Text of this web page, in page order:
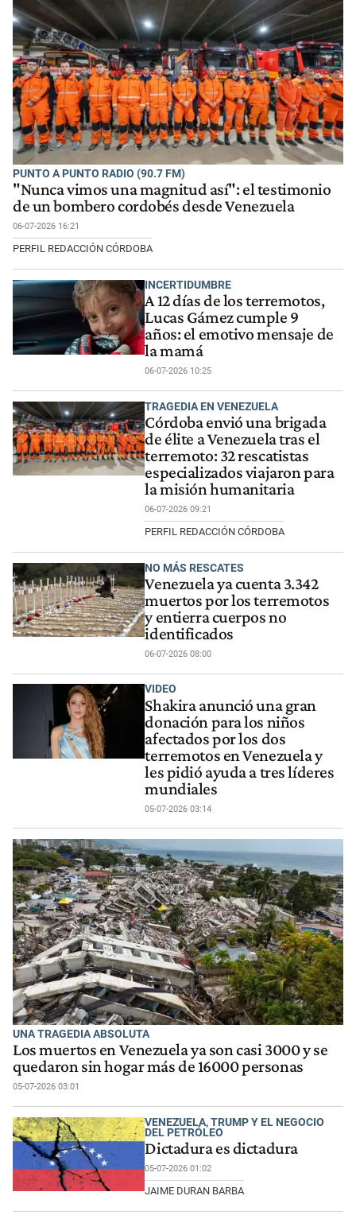
PUNTO A PUNTO RADIO (90.7 FM)
"Nunca vimos una magnitud así": el testimonio
de un bombero cordobés desde Venezuela
06-07-2026 16:21
PERFIL REDACCIÓN CÓRDOBA
INCERTIDUMBRE
A 12 días de los terremotos,
Lucas Gámez cumple 9
años: el emotivo mensaje de
la mamá
06-07-2026 10:25
TRAGEDIA EN VENEZUELA
Córdoba envió una brigada
de élite a Venezuela tras el
terremoto: 32 rescatistas
especializados viajaron para
la misión humanitaria
06-07-2026 09:21
PERFIL REDACCIÓN CÓRDOBA
NO MÁS RESCATES
Venezuela ya cuenta 3.342
muertos por los terremotos
y entierra cuerpos no
identificados
06-07-2026 08:00
VIDEO
Shakira anunció una gran
donación para los niños
afectados por los dos
terremotos en Venezuela y
les pidió ayuda a tres líderes
mundiales
05-07-2026 03:14
UNA TRAGEDIA ABSOLUTA
Los muertos en Venezuela ya son casi 3000 y se
quedaron sin hogar más de 16000 personas
05-07-2026 03:01
VENEZUELA, TRUMP Y EL NEGOCIO
DEL PETRÓLEO
Dictadura es dictadura
05-07-2026 01:02
JAIME DURAN BARBA